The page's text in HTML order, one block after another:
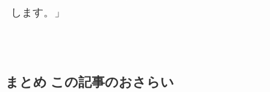
します。」
まとめ この記事のおさらい